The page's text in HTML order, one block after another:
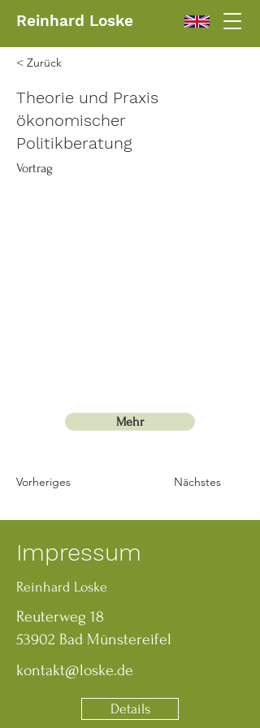
Reinhard Loske
< Zurück
Theorie und Praxis
ökonomischer
Politikberatung
Vortrag
Mehr
Vorheriges Nächstes
Impressum
Reinhard Loske
Reuterweg 18
53902 Bad Münstereifel
kontakt@loske.de
Details